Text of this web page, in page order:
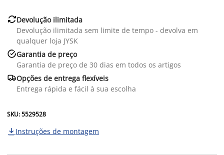
Devolução ilimitada
Devolução ilimitada sem limite de tempo - devolva em
qualquer loja JYSK
Garantia de preço
Garantia de preço de 30 dias em todos os artigos
Opções de entrega flexíveis
Entrega rápida e fácil à sua escolha
SKU: 5529528
 Instruções de montagem